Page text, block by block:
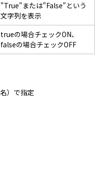
"True"または"False"という
文字列を表示
trueの場合チェックON、
falseの場合チェックOFF
）で指定